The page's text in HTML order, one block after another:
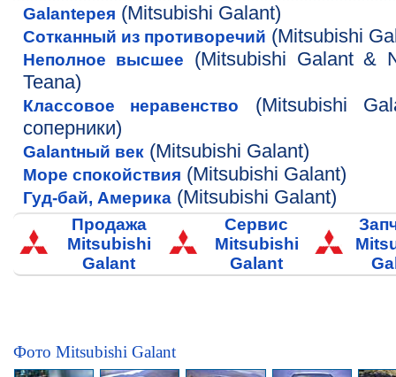
Galantерея (Mitsubishi Galant)
Сотканный из противоречий (Mitsubishi
Неполное высшее
(Mitsubishi Galant &
Teana)
Классовое неравенство
(Mitsubishi
соперники)
Galantный век (Mitsubishi Galant)
Море спокойствия (Mitsubishi Galant)
Гуд-бай, Америка (Mitsubishi Galant)
Продажа
Mitsubishi
Galant
Сервис
Mitsubishi
Galant
Фото Mitsubishi Galant